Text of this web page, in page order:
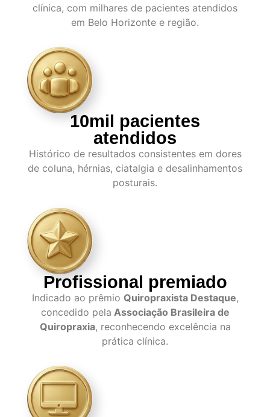
clínica, com milhares de pacientes atendidos
em Belo Horizonte e região.
10mil pacientes
atendidos
Histórico de resultados consistentes em dores
de coluna, hérnias, ciatalgia e desalinhamentos
posturais.
Profissional premiado
Indicado ao prêmio Quiropraxista Destaque,
concedido pela Associação Brasileira de
Quiropraxia, reconhecendo excelência na
prática clínica.